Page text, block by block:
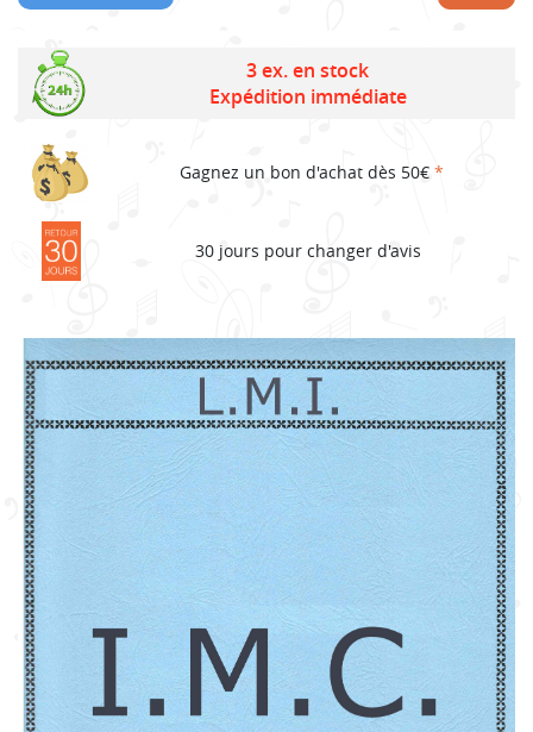
3 ex. en stock
Expédition immédiate
Gagnez un bon d'achat dès 50€ *
30 jours pour changer d'avis